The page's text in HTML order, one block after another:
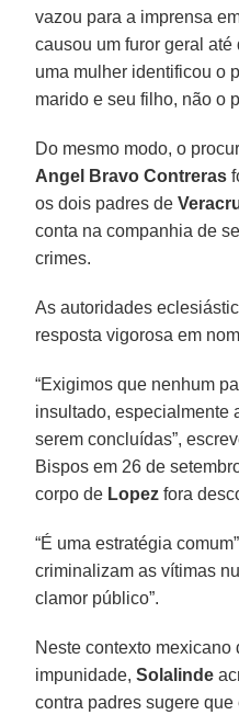
vazou para a imprensa
causou um furor geral
uma mulher identificou o
marido e seu filho, não o
Do mesmo modo, o
Angel Bravo Contreras
os dois padres de
conta na companhia de
crimes.
As autoridades
resposta vigorosa em
“Exigimos que nenhum
insultado, especialmente
serem concluídas”,
Bispos em 26 de
corpo de Lopez fora
“É uma estratégia
criminalizam as vítimas
clamor público”.
Neste contexto mexicano
impunidade,Solalinde
contra padres sugere